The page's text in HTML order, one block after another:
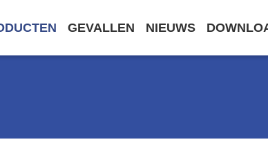
GEVALLEN NIEUWS